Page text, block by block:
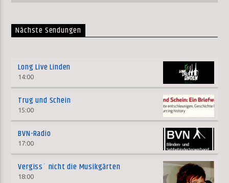
Nächste Sendungen
Long Live Linden
14:00
Trug und Schein
15:00
BVN-Radio
17:00
Vergiss´ nicht die Musikgärten
18:00